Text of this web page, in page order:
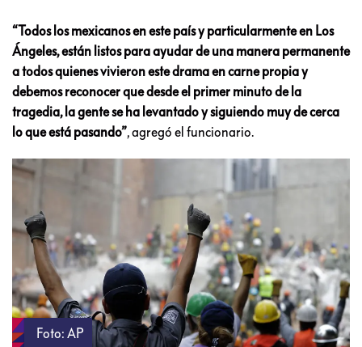
“Todos los mexicanos en este país y particularmente en Los
Ángeles, están listos para ayudar de una manera permanente
a todos quienes vivieron este drama en carne propia y
debemos reconocer que desde el primer minuto de la
tragedia, la gente se ha levantado y siguiendo muy de cerca
lo que está pasando”, agregó el funcionario.
Foto: AP